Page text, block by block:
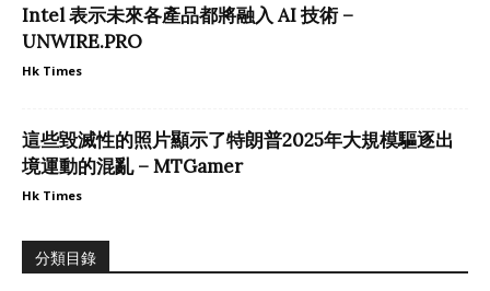
Intel 表示未來各產品都將融入 AI 技術 –
UNWIRE.PRO
Hk Times
這些毀滅性的照片顯示了特朗普2025年大規模驅逐出
境運動的混亂 – MTGamer
Hk Times
分類目錄